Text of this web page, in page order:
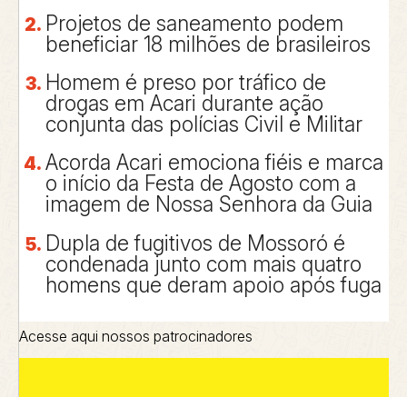
Projetos de saneamento podem
beneficiar 18 milhões de brasileiros
Homem é preso por tráfico de
drogas em Acari durante ação
conjunta das polícias Civil e Militar
Acorda Acari emociona fiéis e marca
o início da Festa de Agosto com a
imagem de Nossa Senhora da Guia
Dupla de fugitivos de Mossoró é
condenada junto com mais quatro
homens que deram apoio após fuga
Acesse aqui nossos patrocinadores